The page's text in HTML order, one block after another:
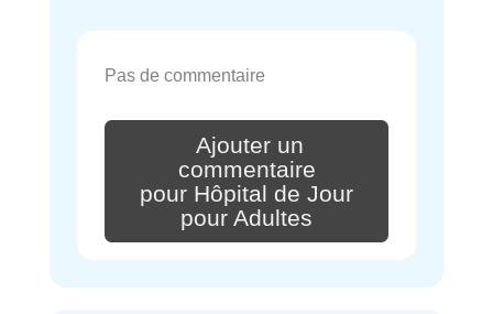
Pas de commentaire
Ajouter un
commentaire
pour Hôpital de Jour
pour Adultes